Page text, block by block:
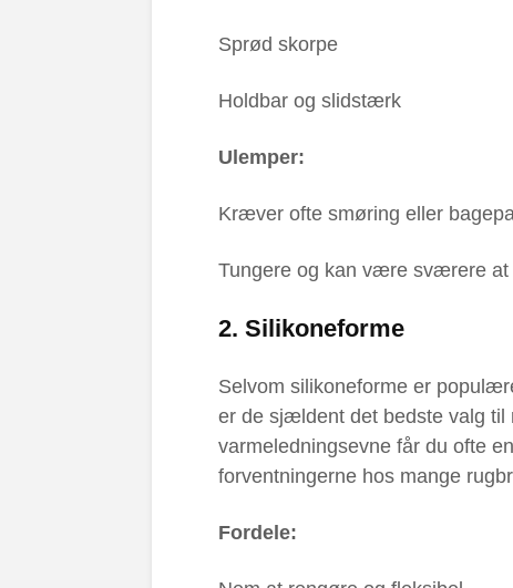
Sprød skorpe
Holdbar og slidstærk
Ulemper:
Kræver ofte smøring eller
Tungere og kan være sværere at
2. Silikoneforme
Selvom silikoneforme er
er de sjældent det bedste valg til
varmeledningsevne får du ofte
forventningerne hos mange
Fordele: